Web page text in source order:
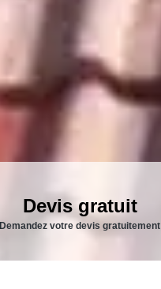
Devis gratuit
Demandez votre devis gratuitement